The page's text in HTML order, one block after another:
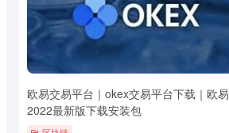
欧易交易平台｜okex交易平台下载｜欧易
2022最新版下载安装包